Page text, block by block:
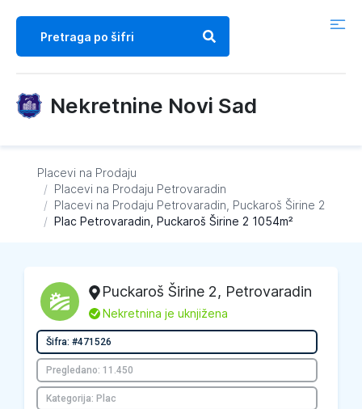
Nekretnine Novi Sad
Placevi na Prodaju
/ Placevi na Prodaju Petrovaradin
/ Placevi na Prodaju Petrovaradin, Puckaroš Širine 2
/ Plac Petrovaradin, Puckaroš Širine 2 1054m²
Puckaroš Širine 2, Petrovaradin
L Nekretnina je uknjižena
Šifra: #471526
Pregledano: 11.450
Kategorija: Plac